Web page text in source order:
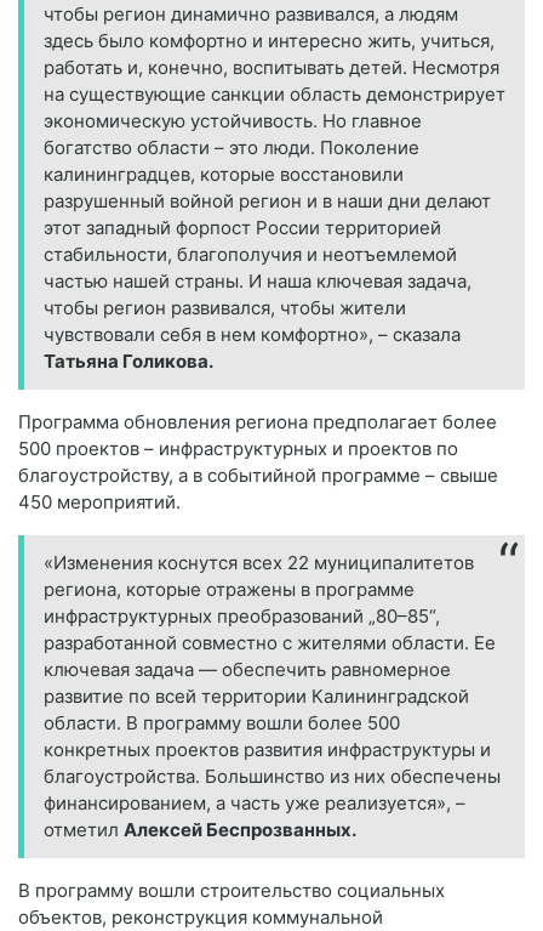
чтобы регион динамично развивался, а людям
здесь было комфортно и интересно жить, учиться,
работать и, конечно, воспитывать детей. Несмотря
на существующие санкции область демонстрирует
экономическую устойчивость. Но главное
богатство области – это люди. Поколение
калининградцев, которые восстановили
разрушенный войной регион и в наши дни делают
этот западный форпост России территорией
стабильности, благополучия и неотъемлемой
частью нашей страны. И наша ключевая задача,
чтобы регион развивался, чтобы жители
чувствовали себя в нем комфортно», – сказала
Татьяна Голикова.
Программа обновления региона предполагает более
500 проектов – инфраструктурных и проектов по
благоустройству, а в событийной программе – свыше
450 мероприятий.
«Изменения коснутся всех 22 муниципалитетов
региона, которые отражены в программе
инфраструктурных преобразований „80–85“,
разработанной совместно с жителями области. Ее
ключевая задача — обеспечить равномерное
развитие по всей территории Калининградской
области. В программу вошли более 500
конкретных проектов развития инфраструктуры и
благоустройства. Большинство из них обеспечены
финансированием, а часть уже реализуется», –
отметил Алексей Беспрозванных.
В программу вошли строительство социальных
объектов, реконструкция коммунальной